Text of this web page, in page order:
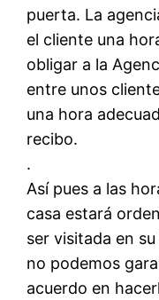
puerta. La
el cliente una
obligar a la
entre unos
una hora
recibo.
.
Así pues a las
casa estará
ser visitada en
no podemos
acuerdo en